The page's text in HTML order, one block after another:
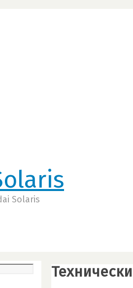
Solaris